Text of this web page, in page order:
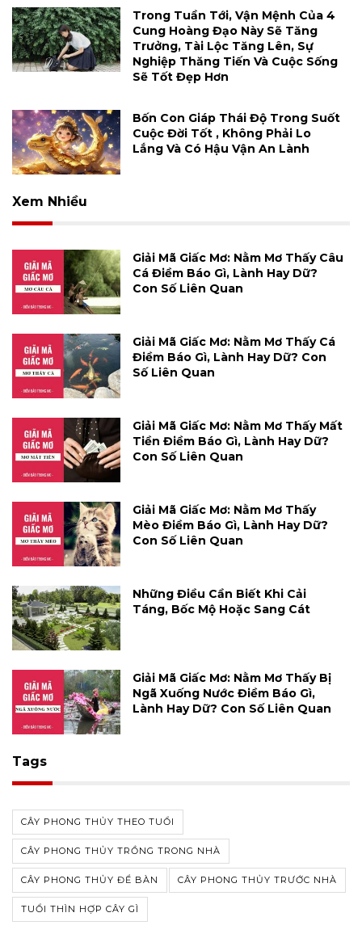
Trong Tuần Tới, Vận Mệnh Của 4
Cung Hoàng Đạo Này Sẽ Tăng
Trưởng, Tài Lộc Tăng Lên, Sự
Nghiệp Thăng Tiến Và Cuộc Sống
Sẽ Tốt Đẹp Hơn
Bốn Con Giáp Thái Độ Trong Suốt
Cuộc Đời Tốt , Không Phải Lo
Lắng Và Có Hậu Vận An Lành
Xem Nhiều
Giải Mã Giấc Mơ: Nằm Mơ Thấy Câu
Cá Điềm Báo Gì, Lành Hay Dữ?
Con Số Liên Quan
Giải Mã Giấc Mơ: Nằm Mơ Thấy Cá
Điềm Báo Gì, Lành Hay Dữ? Con
Số Liên Quan
Giải Mã Giấc Mơ: Nằm Mơ Thấy Mất
Tiền Điềm Báo Gì, Lành Hay Dữ?
Con Số Liên Quan
Giải Mã Giấc Mơ: Nằm Mơ Thấy
Mèo Điềm Báo Gì, Lành Hay Dữ?
Con Số Liên Quan
Những Điều Cần Biết Khi Cải
Táng, Bốc Mộ Hoặc Sang Cát
Giải Mã Giấc Mơ: Nằm Mơ Thấy Bị
Ngã Xuống Nước Điềm Báo Gì,
Lành Hay Dữ? Con Số Liên Quan
Tags
CÂY PHONG THỦY THEO TUỔI
CÂY PHONG THỦY TRỒNG TRONG NHÀ
CÂY PHONG THỦY ĐỂ BÀN CÂY PHONG THỦY TRƯỚC NHÀ
TUỔI THÌN HỢP CÂY GÌ